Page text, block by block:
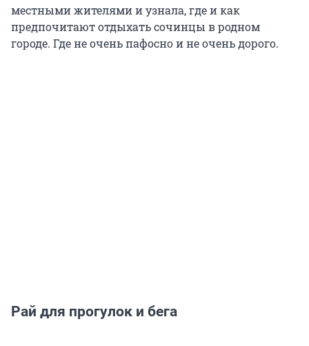
местными жителями и узнала, где и как
предпочитают отдыхать сочинцы в родном
городе. Где не очень пафосно и не очень дорого.
Рай для прогулок и бега